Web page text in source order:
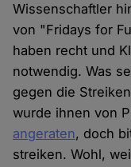
Wissenschaftler
von "Fridays for
haben recht und
notwendig. Was
gegen die
wurde ihnen von
angeraten, doch
streiken. Wohl,